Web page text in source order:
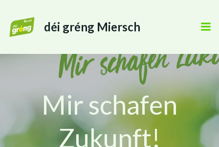
déi gréng Miersch
Mir schafen
Zukunft!